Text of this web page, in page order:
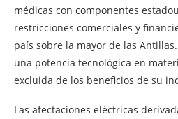
médicas con componentes
restricciones comerciales y
país sobre la mayor de las
una potencia tecnológica en
excluida de los beneficios de su
Las afectaciones eléctricas